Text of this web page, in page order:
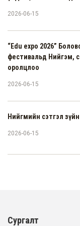
2026-06-15
“Edu expo 2026”
фестивальд Нийгэм,
оролцлоо
2026-06-15
Нийгмийн сэтгэл
2026-06-15
Сургалт